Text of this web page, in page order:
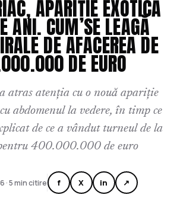
APARIȚIE EXOTICĂ
ANI. CUM SE LEAGĂ
DE AFACEREA DE
DE EURO
atras atenția cu o nouă apariție
abdomenul la vedere, în timp ce
de ce a vândut turneul de la
400.000.000 de euro
· 5 min citire f X in ↗